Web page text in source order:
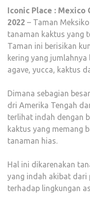
Iconic Place :
2022 – Taman
tanaman kaktus yang
Taman ini berisikan
kering yang jumlahnya
agave, yucca, kaktus
Dimana sebagian
dri Amerika Tengah
terlihat indah dengan
kaktus yang memang
tanaman hias.
Hal ini dikarenakan
yang indah akibat dari
terhadap lingkungan